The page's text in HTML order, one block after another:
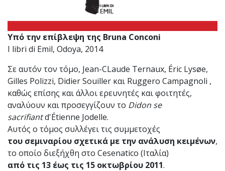
Υπό την επίβλεψη της Bruna Conconi
I libri di Emil, Odoya, 2014
Σε αυτόν τον τόμο, Jean-CLaude Ternaux, Éric Lysøe,
Gilles Polizzi, Didier Souiller και Ruggero Campagnoli ,
καθώς επίσης και άλλοι ερευνητές και φοιτητές,
αναλύουν και προσεγγίζουν το Didon se
sacrifiantd'Étienne Jodelle.
Αυτός ο τόμος συλλέγει τις συμμετοχές
του σεμιναρίου σχετικά με την ανάλυση κειμένων,
το οποίο διεξήχθη στο Cesenatico (Ιταλία)
από τις 13 έως τις 15 οκτωβρίου 2011.